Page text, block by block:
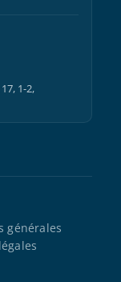
1-2,
générales